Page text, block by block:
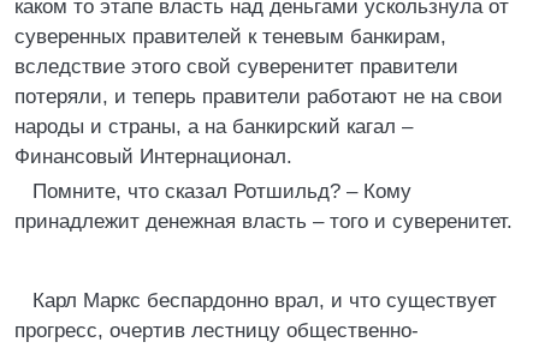
каком то этапе власть над деньгами ускользнула от
суверенных правителей к теневым банкирам,
вследствие этого свой суверенитет правители
потеряли, и теперь правители работают не на свои
народы и страны, а на банкирский кагал –
Финансовый Интернационал.
Помните, что сказал Ротшильд? – Кому
принадлежит денежная власть – того и суверенитет.
Карл Маркс беспардонно врал, и что существует
прогресс, очертив лестницу общественно-